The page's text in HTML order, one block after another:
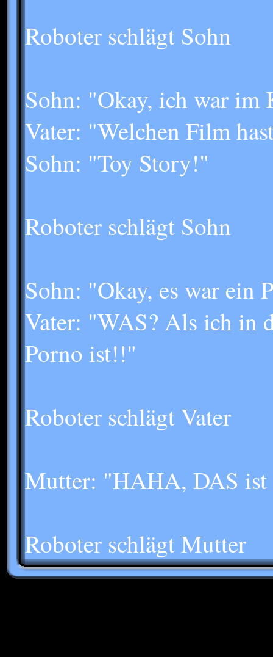
Roboter schlägt Sohn
Sohn: "Okay, ich war im
Vater: "Welchen Film
Sohn: "Toy Story!"
Roboter schlägt Sohn
Sohn: "Okay, es war ein
Vater: "WAS? Als ich in
Porno ist!!"
Roboter schlägt Vater
Mutter: "HAHA, DAS ist
Roboter schlägt Mutter